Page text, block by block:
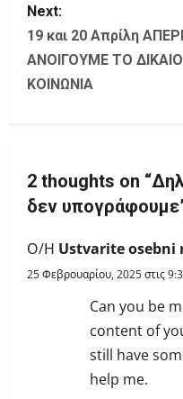
s
t
n
v
i
g
a
Next:
19 και 20 Απρίλη
ΑΝΟΙΓΟΥΜΕ ΤΟ
ΚΟΙΝΩΝΙΑ
2 thoughts on “
δεν υπογράφουμε
Ο/Η Ustvarite osebni
25 Φεβρουαρίου, 2025 στις
Can you be
content of
still have
help me.